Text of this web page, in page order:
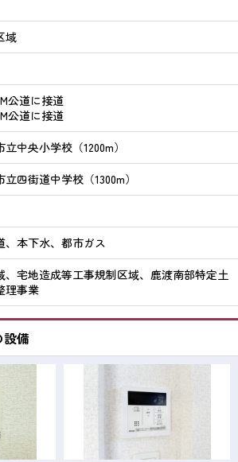
域
公道に接道
公道に接道
中央小学校（1200m）
立四街道中学校（1300m）
、本下水、都市ガス
、宅地造成等工事規制区域、鹿渡南部特定土
理事業
設備